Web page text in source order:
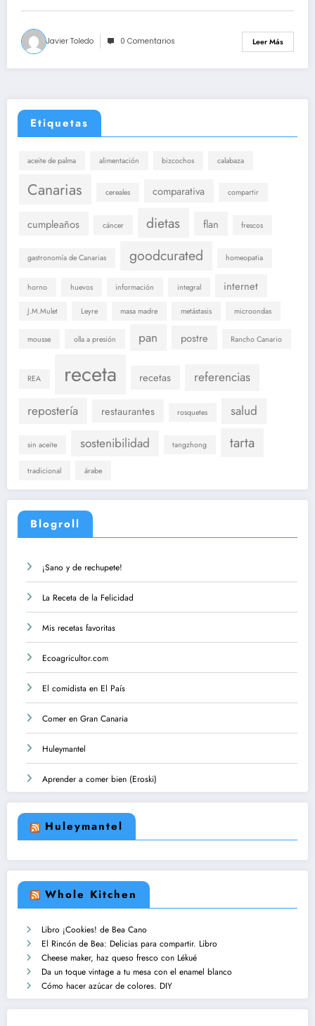
Javier Toledo 0 Comentarios Leer Más
Etiquetas
aceite de palma alimentación bizcochos calabaza
Canarias cereales comparativa compartir
cumpleaños cáncer dietas flan frescos
gastronomía de Canarias goodcurated homeopatia
horno huevos información integral internet
J.M.Mulet Leyre masa madre metástasis microondas
mousse olla a presión pan postre Rancho Canario
REA receta recetas
referencias
repostería
restaurantes rosquetes salud
sin aceite sostenibilidad tangzhong tarta
tradicional árabe
Blogroll
¡Sano y de rechupete!
La Receta de la Felicidad
Mis recetas favoritas
Ecoagricultor.com
El comidista en El País
Comer en Gran Canaria
Huleymantel
Aprender a comer bien (Eroski)
Huleymantel
Whole Kitchen
Libro ¡Cookies! de Bea Cano
El Rincón de Bea: Delicias para compartir. Libro
Cheese maker, haz queso fresco con Lékué
Da un toque vintage a tu mesa con el enamel blanco
Cómo hacer azúcar de colores. DIY